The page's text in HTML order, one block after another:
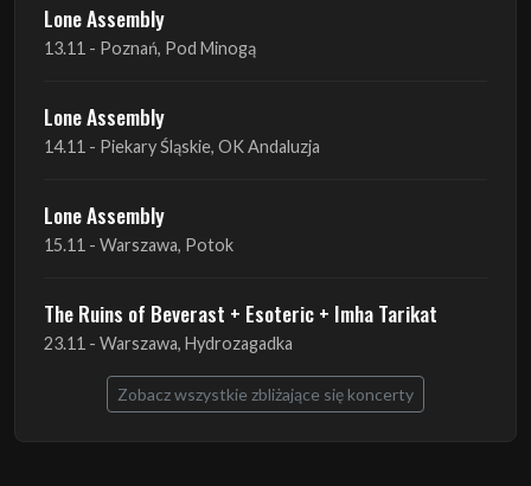
Lone Assembly
13.11 - Poznań, Pod Minogą
Lone Assembly
14.11 - Piekary Śląskie, OK Andaluzja
Lone Assembly
15.11 - Warszawa, Potok
The Ruins of Beverast + Esoteric + Imha Tarikat
23.11 - Warszawa, Hydrozagadka
Zobacz wszystkie zbliżające się koncerty